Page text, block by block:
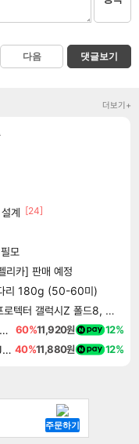
다음 댓글보기
더보기+
계
[24]
모
리카] 판매 예정
다리 180g (50-60미)
터 갤럭시Z 폴드8, 2매입
디제이맥스 리스펙트 V V 리버티 3 팩 DJMAX RESPECT V V Liberty 3 Pack DLC 60%11,920원 12%
디제이맥스 리스펙트 V 아르케아 팩 DJMAX RESPECT V Arcaea Pack DLC 40%11,880원 12%